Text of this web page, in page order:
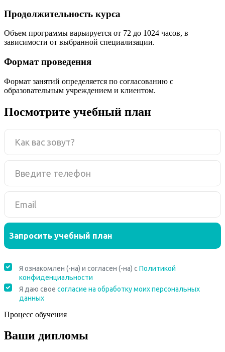
Продолжительность курса
Объем программы варьируется от 72 до 1024 часов, в
зависимости от выбранной специализации.
Формат проведения
Формат занятий определяется по согласованию с
образовательным учреждением и клиентом.
Посмотрите учебный план
Процесс обучения
Ваши дипломы